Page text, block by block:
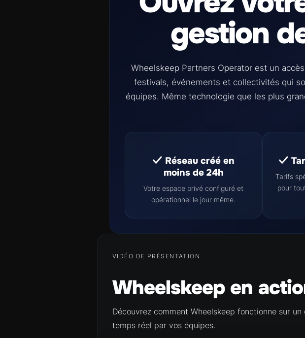
gestion
Wheelskeep Partners Operator est un
festivals, événements et collectivités qui
équipes. Même technologie que les plus
✓ Réseau créé en
moins de 24h
Votre espace privé configuré et
opérationnel le jour même.
✓
Tarifs
pour
VIDÉO DE PRÉSENTATION
Wheelskeep en
Découvrez comment Wheelskeep fonctionne sur
temps réel par vos équipes.